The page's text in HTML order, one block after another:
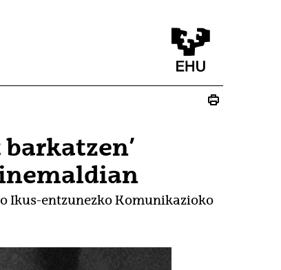
Ikus-entzunezko Komunikazioko